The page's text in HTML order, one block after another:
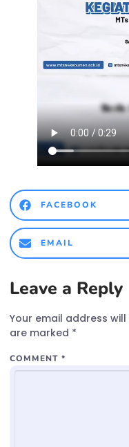
FACEBOOK
EMAIL
Leave a Reply
Your email address
are marked *
COMMENT *